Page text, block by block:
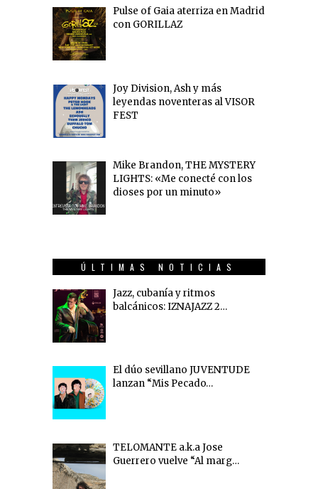
Pulse of Gaia aterriza en Madrid
con GORILLAZ
Joy Division, Ash y más
leyendas noventeras al VISOR
FEST
Mike Brandon, THE MYSTERY
LIGHTS: «Me conecté con los
dioses por un minuto»
ÚLTIMAS NOTICIAS
Jazz, cubanía y ritmos
balcánicos: IZNAJAZZ 2…
El dúo sevillano JUVENTUDE
lanzan “Mis Pecado…
TELOMANTE a.k.a Jose
Guerrero vuelve “Al marg…